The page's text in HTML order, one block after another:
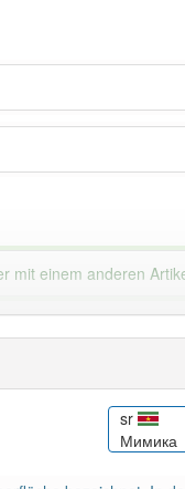
mit einem anderen
sr
Мимика